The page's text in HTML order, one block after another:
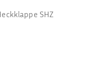
SHZ